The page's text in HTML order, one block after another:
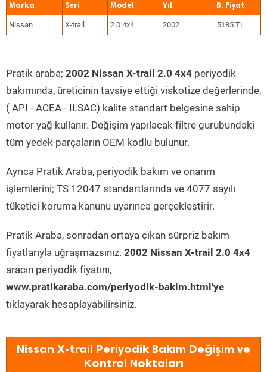
Marka Seri Model Yıl
Nissan X-trail 2.0 4x4 2002 5185 TL
Pratik araba; 2002 Nissan X-trail 2.0 4x4 periyodik
bakımında, üreticinin tavsiye ettiği viskotize değerlerinde,
( API - ACEA - ILSAC) kalite standart belgesine sahip
motor yağ kullanır. Değişim yapılacak filtre gurubundaki
tüm yedek parçaların OEM kodlu bulunur.
Ayrıca Pratik Araba, periyodik bakım ve onarım
işlemlerini; TS 12047 standartlarında ve 4077 sayılı
tüketici koruma kanunu uyarınca gerçekleştirir.
Pratik Araba, sonradan ortaya çıkan sürpriz bakım
fiyatlarıyla uğraşmazsınız. 2002 Nissan X-trail 2.0 4x4
aracın periyodik fiyatını,
www.pratikaraba.com/periyodik-bakim.html'ye
tıklayarak hesaplayabilirsiniz.
Nissan X-trail Periyodik Bakım Değişim ve
Kontrol Noktaları